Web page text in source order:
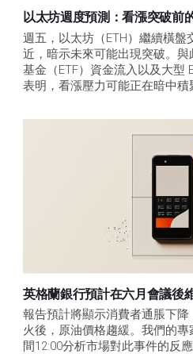
以太坊週度預測：看漲突破前
週五，以太坊（ETH）繼續橫盤
近，暗示未來可能出現突破。
基金（ETF）資金流入以及大型
表明，看漲壓力可能正在暗中積
英格蘭銀行預計在六月會議後
報告預計將顯示消費者通脹下
火後，原油價格趨緩。我們的
間12:00分析市場對此事件的反應